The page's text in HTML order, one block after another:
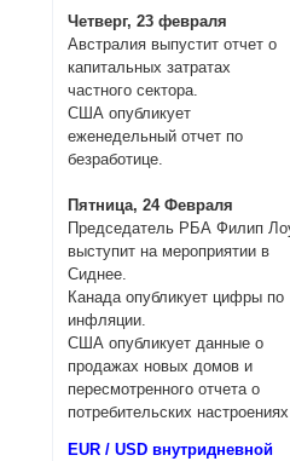
Четверг, 23 февраля
Австралия выпустит отчет о
капитальных затратах
частного сектора.
США опубликует
еженедельный отчет по
безработице.
Пятница, 24 Февраля
Председатель РБА Филип
выступит на мероприятии в
Сиднее.
Канада опубликует цифры по
инфляции.
США опубликует данные о
продажах новых домов и
пересмотренного отчета о
потребительских
EUR / USD внутридневной